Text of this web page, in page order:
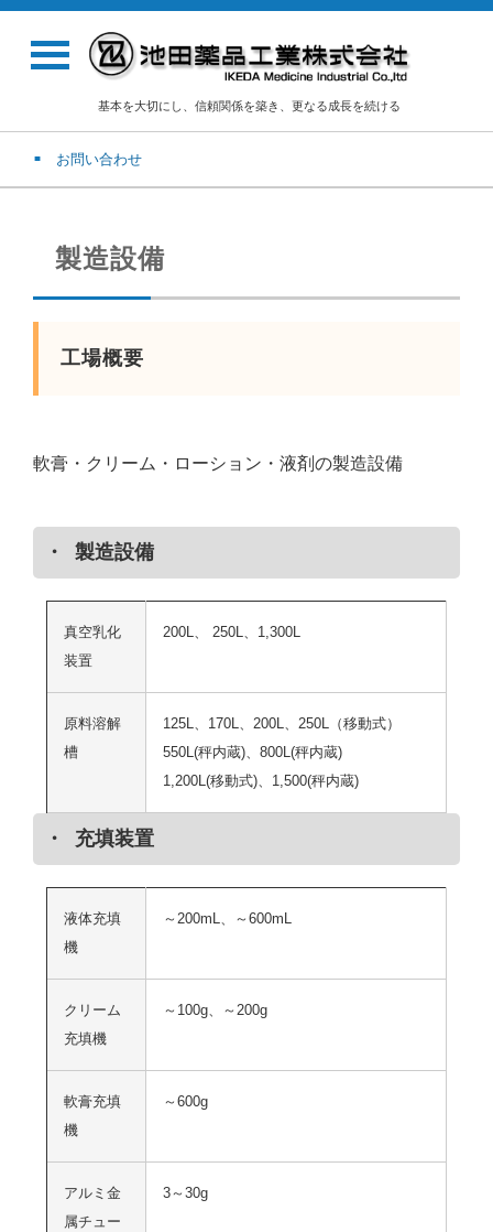
基本を大切にし、信頼関係を築き、更なる成長を続ける
お問い合わせ
製造設備
工場概要
軟膏・クリーム・ローション・液剤の製造設備
製造設備
真空乳化
装置
200L、 250L、1,300L
原料溶解
槽
125L、170L、200L、250L（移動式）
550L(秤内蔵)、800L(秤内蔵)
1,200L(移動式)、1,500(秤内蔵)
充填装置
液体充填
機
～200mL、～600mL
クリーム
充填機
～100g、～200g
軟膏充填
機
～600g
アルミ金
属チュー
3～30g